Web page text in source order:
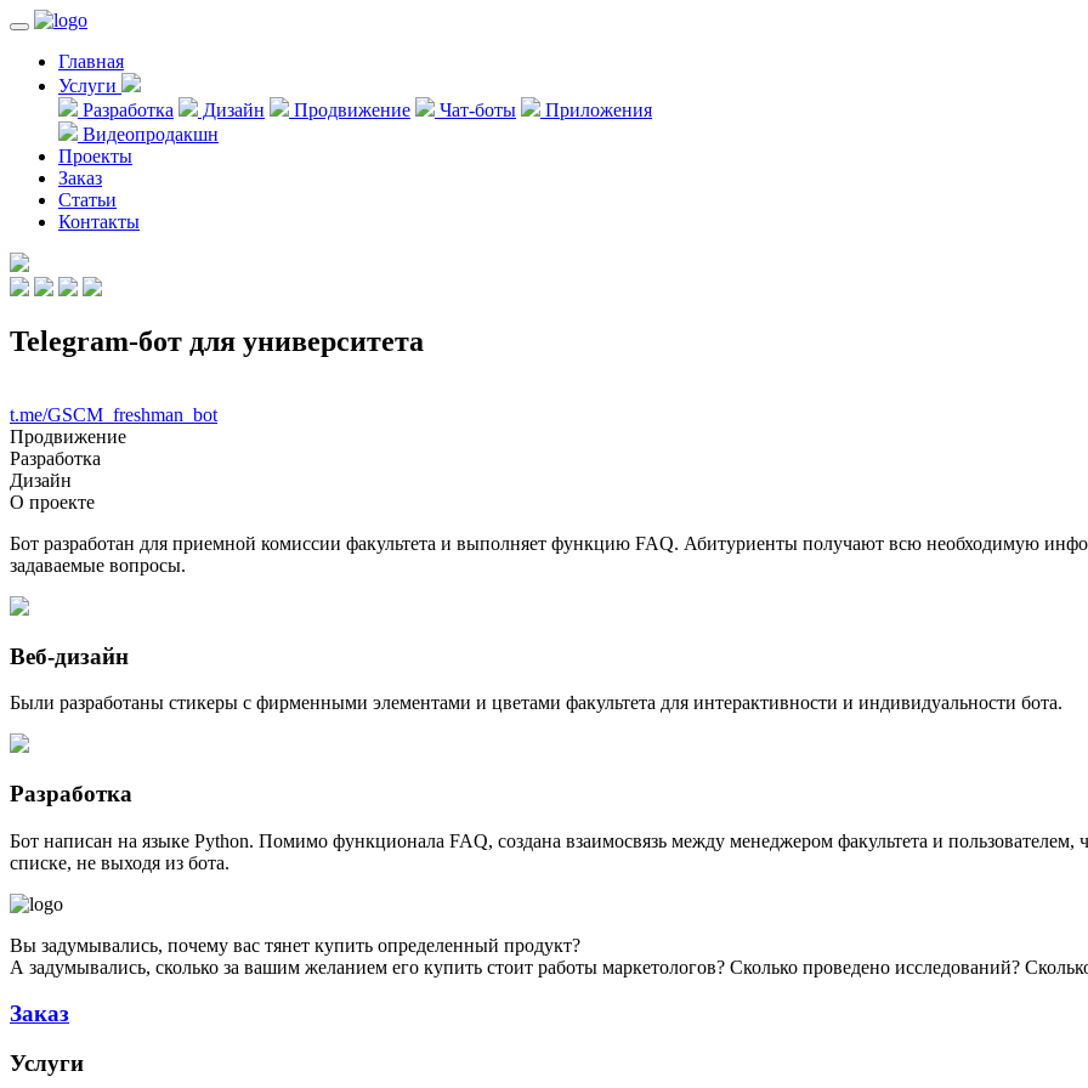
Главная
Услуги
Разработка
Дизайн Продвижение Чат-боты
Приложения
Видеопродакшн
Проекты
Заказ
Статьи
Контакты
Telegram-бот для университета
t.me/GSCM_freshman_bot
Продвижение
Разработка
Дизайн
О проекте
Бот разработан для приемной комиссии факультета и выполняет функцию FAQ. Абитуриенты получают всю необходимую
задаваемые вопросы.
Веб-дизайн
Были разработаны стикеры с фирменными элементами и цветами факультета для интерактивности и индивидуальности бота.
Разработка
Бот написан на языке Python. Помимо функционала FAQ, создана взаимосвязь между менеджером факультета и
списке, не выходя из бота.
Вы задумывались, почему вас тянет купить определенный продукт?
А задумывались, сколько за вашим желанием его купить стоит работы маркетологов? Сколько проведено исследований?
Заказ
Услуги